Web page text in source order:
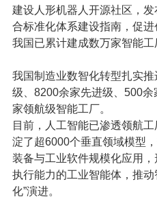
建设人形机器人开源社区， 发
合标准化体系建设指南，促进
我国已累计建成数万家智能工
我国制造业数智化转型扎实推
级、8200余家先进级、500
家领航级智能工厂。
目前，
人工智能已渗透领航
淀了超6000个垂直领域模型
装备与工业软件规模化应用
执行能力的工业智能体，推动
化”演进。